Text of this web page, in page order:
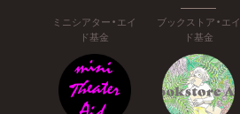
ミニシアター・エイ
ド基金
ブックストア・エイ
ド基金